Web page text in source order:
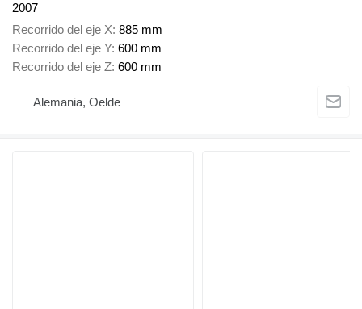
2007
Recorrido del eje X 885 mm
Recorrido del eje Y 600 mm
Recorrido del eje Z 600 mm
Alemania, Oelde